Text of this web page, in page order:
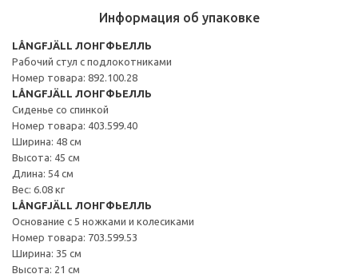
Информация об упаковке
LÅNGFJÄLL ЛОНГФЬЕЛЛЬ
Рабочий стул с подлокотниками
Номер товара: 892.100.28
LÅNGFJÄLL ЛОНГФЬЕЛЛЬ
Сиденье со спинкой
Номер товара: 403.599.40
Ширина: 48 см
Высота: 45 см
Длина: 54 см
Вес: 6.08 кг
LÅNGFJÄLL ЛОНГФЬЕЛЛЬ
Основание с 5 ножками и колесиками
Номер товара: 703.599.53
Ширина: 35 см
Высота: 21 см